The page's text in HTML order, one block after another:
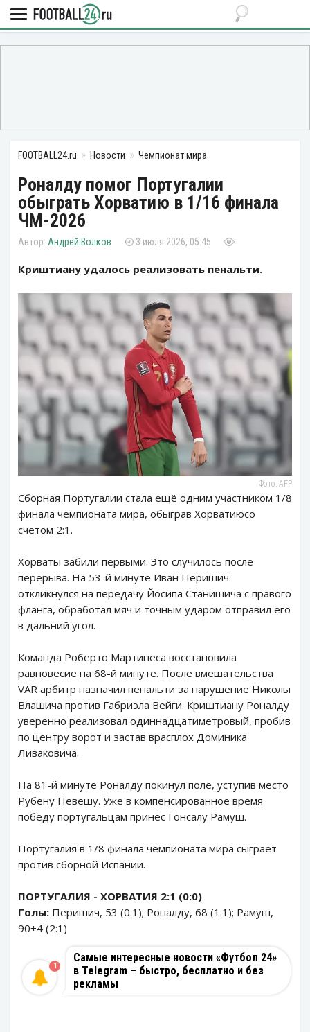
FOOTBALL24.ru Новости Чемпионат мира
Роналду помог Португалии
обыграть Хорватию в 1/16 финала
ЧМ-2026
Андрей Волков 3 июля 2026, 05:45
Криштиану удалось реализовать пенальти.
Фото: AFP
Сборная Португалии стала ещё одним участником 1/8
финала чемпионата мира, обыграв Хорватиюсо
счётом 2:1.
Хорваты забили первыми. Это случилось после
перерыва. На 53-й минуте Иван Перишич
откликнулся на передачу Йосипа Станишича с правого
фланга, обработал мяч и точным ударом отправил его
в дальний угол.
Команда Роберто Мартинеса восстановила
равновесие на 68-й минуте. После вмешательства
VAR арбитр назначил пенальти за нарушение Николы
Влашича против Габриэла Вейги. Криштиану Роналду
уверенно реализовал одиннадцатиметровый, пробив
по центру ворот и застав врасплох Доминика
Ливаковича.
На 81-й минуте Роналду покинул поле, уступив место
Рубену Невешу. Уже в компенсированное время
победу португальцам принёс Гонсалу Рамуш.
Португалия в 1/8 финала чемпионата мира сыграет
против сборной Испании.
ПОРТУГАЛИЯ - ХОРВАТИЯ 2:1 (0:0)
Голы: Перишич, 53 (0:1); Роналду, 68 (1:1); Рамуш,
90+4 (2:1)
Самые интересные новости «Футбол 24»
в Telegram – быстро, бесплатно и без
рекламы
1